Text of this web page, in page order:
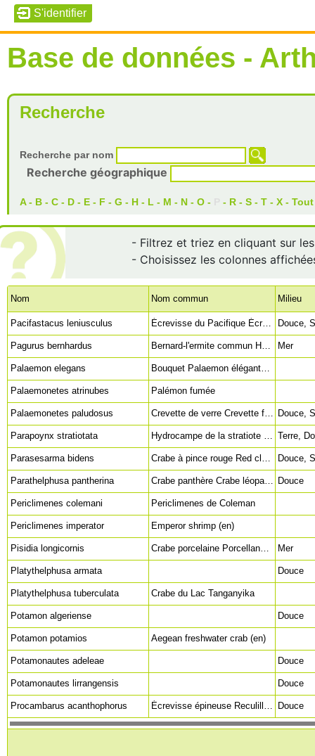
Base de données -
Recherche
Recherche par nom
Recherche géographique
A- B- C- D- E- F - G - H- L - M - N- O- - R- S- T- X- Tout
- Filtrez et triez en cliquant sur
- Choisissez les colonnes
Nom Nom commun Milieu
Pacifastacus leniusculus Écrevisse du Pacifique Écrevisse de Californie Écrevisse signal Signal Crayfish (en) Columbia River Signal Crayfish (en)
Pagurus bernhardus Bernard-l'ermite commun Hermit Crab (en) Mer
Palaemon elegans Bouquet Palaemon élégante Rockpool shrimp (en)
Palaemonetes atrinubes Palémon fumée
Palaemonetes paludosus Crevette de verre Crevette fantôme américaine Glass shrimp (en) Ghost shrimp (en)
Parapoynx stratiotata Hydrocampe de la stratiote Ringed China-mark (en) Terre,
Parasesarma bidens Crabe à pince rouge Red claw crab (en)
Parathelphusa pantherina Crabe panthère Crabe léopard Panther Crab (en) Douce
Periclimenes colemani Periclimenes de Coleman
Periclimenes imperator Emperor shrimp (en)
Pisidia longicornis Crabe porcelaine Porcellane à longues pinces Long-clawed Porcelain Crab (en) Mer
Platythelphusa armata Douce
Platythelphusa tuberculata Crabe du Lac Tanganyika
Potamon algeriense Douce
Potamon potamios Aegean freshwater crab (en)
Potamonautes adeleae Douce
Potamonautes lirrangensis Douce
Procambarus acanthophorus Écrevisse épineuse Reculilla (esp) Douce